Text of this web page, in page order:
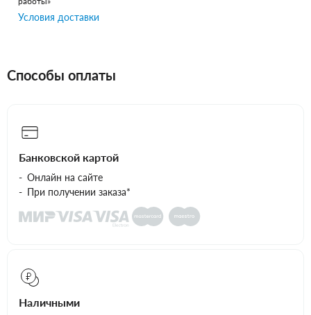
Условия доставки
Способы оплаты
Банковской картой
Онлайн на сайте
При получении заказа*
Наличными